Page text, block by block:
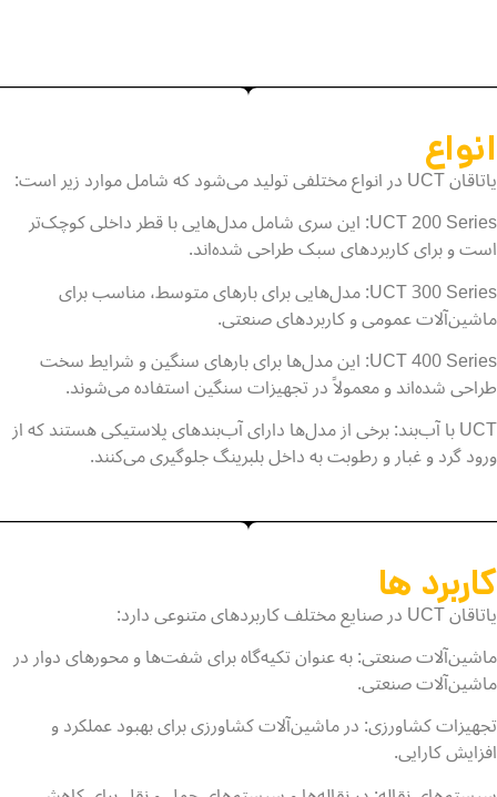
انواع
یاتاقان UCT در انواع مختلفی تولید می‌شود که شامل موارد زیر است:
UCT 200 Series: این سری شامل مدل‌هایی با قطر داخلی کوچک‌تر
است و برای کاربردهای سبک طراحی شده‌اند.
UCT 300 Series: مدل‌هایی برای بارهای متوسط، مناسب برای
ماشین‌آلات عمومی و کاربردهای صنعتی.
UCT 400 Series: این مدل‌ها برای بارهای سنگین و شرایط سخت
طراحی شده‌اند و معمولاً در تجهیزات سنگین استفاده می‌شوند.
UCT با آب‌بند: برخی از مدل‌ها دارای آب‌بندهای پلاستیکی هستند که از
ورود گرد و غبار و رطوبت به داخل بلبرینگ جلوگیری می‌کنند.
کاربرد ها
یاتاقان UCT در صنایع مختلف کاربردهای متنوعی دارد:
ماشین‌آلات صنعتی: به عنوان تکیه‌گاه برای شفت‌ها و محورهای دوار در
ماشین‌آلات صنعتی.
تجهیزات کشاورزی: در ماشین‌آلات کشاورزی برای بهبود عملکرد و
افزایش کارایی.